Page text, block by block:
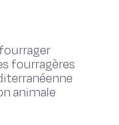
fourragères
animale